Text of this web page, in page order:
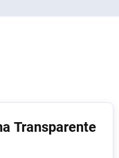
Transparente